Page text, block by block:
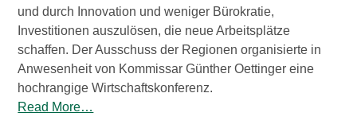
und durch Innovation und weniger Bürokratie,
Investitionen auszulösen, die neue Arbeitsplätze
schaffen. Der Ausschuss der Regionen organisierte in
Anwesenheit von Kommissar Günther Oettinger eine
hochrangige Wirtschaftskonferenz.
Read More…